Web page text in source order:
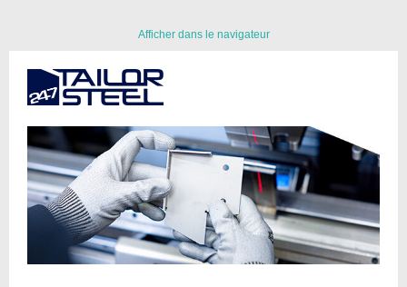
Afficher dans le navigateur